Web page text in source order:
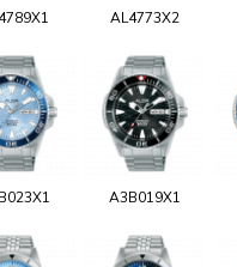
AL4773X2
A3B019X1